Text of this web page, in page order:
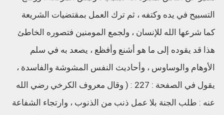
التسبيح في يده وكتفه ، ثم ترك العمل بمقتضيات الشريعة
كما شرعها الله للإنسان ، ولجمع المومنين فتصوره الخاطئ
هذا قد يقوده إلى ما هو أشنع وأفظع ، يصعد به في سلم
الأوهام والوساوس ، وأحاديث النفس المشوشة والفاسدة ،
يقول في الصفحة : 227 : ( وقال معروف الكرخي رضي الله
عنه : طلب الجنة بلا عمل ذنب من الذنوب ، وارتجاء الشفاعة